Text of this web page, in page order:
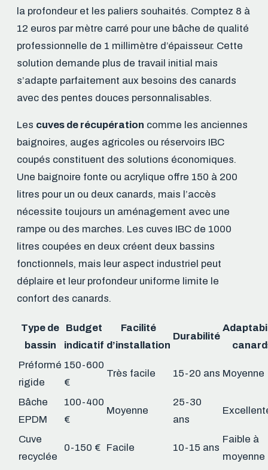
la profondeur et les paliers souhaités. Comptez 8 à
12 euros par mètre carré pour une bâche de qualité
professionnelle de 1 millimètre d’épaisseur. Cette
solution demande plus de travail initial mais
s’adapte parfaitement aux besoins des canards
avec des pentes douces personnalisables.
Les cuves de récupération comme les anciennes
baignoires, auges agricoles ou réservoirs IBC
coupés constituent des solutions économiques.
Une baignoire fonte ou acrylique offre 150 à 200
litres pour un ou deux canards, mais l’accès
nécessite toujours un aménagement avec une
rampe ou des marches. Les cuves IBC de 1000
litres coupées en deux créent deux bassins
fonctionnels, mais leur aspect industriel peut
déplaire et leur profondeur uniforme limite le
confort des canards.
Type de
bassin
Budget
indicatif
Facilité
d’installation
Durabilité
Préformé
rigide
150-600
€
Très facile 15-20 ans Moyenne
Bâche
EPDM
100-400
€
Moyenne
25-30
ans
Cuve
recyclée
0-150 € Facile 10-15 ans
Faible à
moyenne